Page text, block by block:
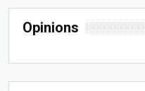
Opinions